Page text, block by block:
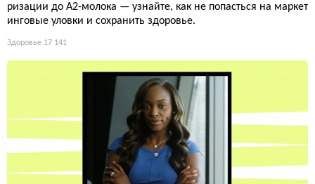
ризации до А2-молока — узнайте, как не попасться на маркет
инговые уловки и сохранить здоровье.
Здоровье 17 141